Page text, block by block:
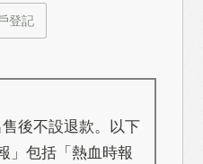
登記
後不設退款。以下
」包括「熱血時報